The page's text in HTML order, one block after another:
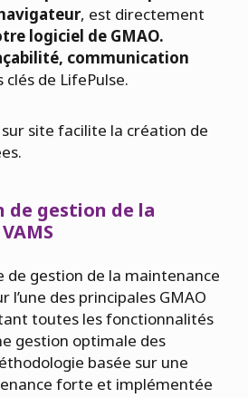
, est directement
logiciel de GMAO.
communication
de LifePulse.
sur site facilite la création de
gestion de la
de gestion de la maintenance
l’une des principales GMAO
toutes les fonctionnalités
gestion optimale des
basée sur une
forte et implémentée